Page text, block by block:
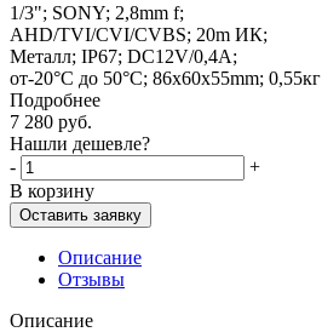
1/3"; SONY; 2,8mm f;
AHD/TVI/CVI/CVBS; 20m ИК;
Металл; IP67; DC12V/0,4A;
от-20°C до 50°C; 86x60x55mm; 0,55кг
Подробнее
7 280 руб.
Нашли дешевле?
-
+
В корзину
Оставить заявку
Описание
Отзывы
Описание